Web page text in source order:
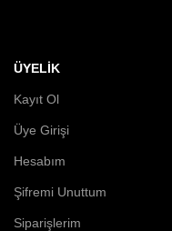
ÜYELİK
Kayıt Ol
Üye Girişi
Hesabım
Şifremi Unuttum
Siparişlerim